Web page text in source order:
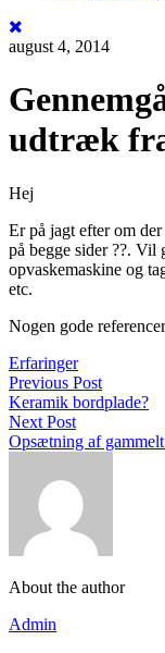
august 4, 2014
udtræk
Hej
Er på jagt efter om
på begge sider ??. Vil
opvaskemaskine og
etc.
Nogen gode
Erfaringer
Previous Post
Keramik bordplade?
Next Post
Opsætning af
About the author
Admin